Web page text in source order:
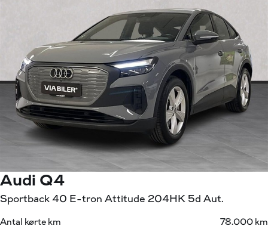
Audi Q4
Sportback 40 E-tron Attitude 204HK 5d Aut.
Antal kørte km
78.000 km